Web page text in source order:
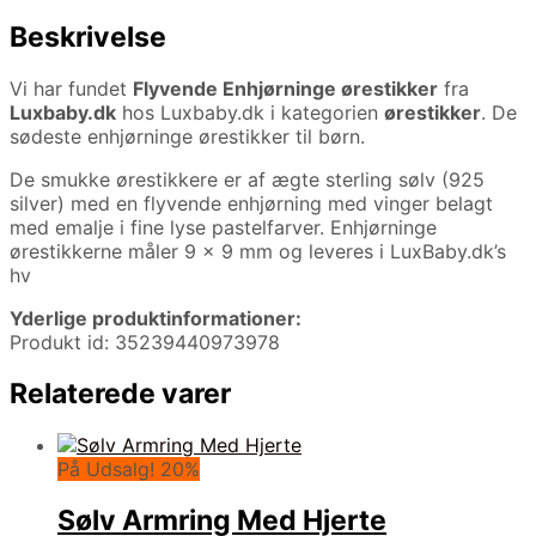
Beskrivelse
Vi har fundet Flyvende Enhjørninge ørestikker fra
Luxbaby.dk hos Luxbaby.dk i kategorien ørestikker. De
sødeste enhjørninge ørestikker til børn.
De smukke ørestikkere er af ægte sterling sølv (925
silver) med en flyvende enhjørning med vinger belagt
med emalje i fine lyse pastelfarver. Enhjørninge
ørestikkerne måler 9 x 9 mm og leveres i LuxBaby.dk’s
hv
Yderlige produktinformationer:
Produkt id: 35239440973978
Relaterede varer
På Udsalg! 20%
Sølv Armring Med Hjerte